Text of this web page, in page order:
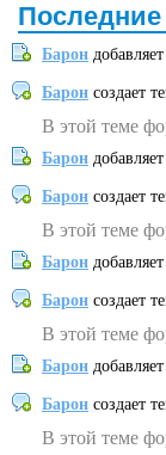
Последние
Барон
Барон создает
В этой теме
Барон
Барон создает
В этой теме
Барон
Барон создает
В этой теме
Барон
Барон создает
В этой теме